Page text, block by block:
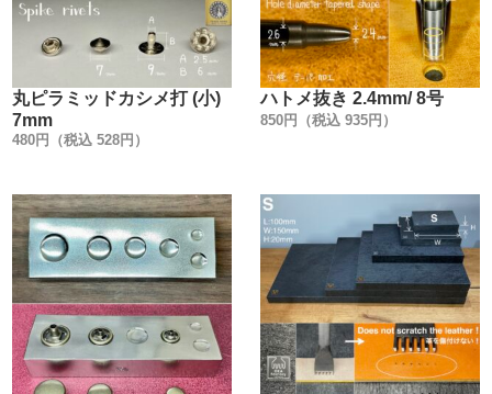
けている理由です。
カシメ金具1つとっても、世の中には様々なメーカーがあり
ます。
『革を止めるだけでしょ』と、金具の品質にこだわらない
方もいらっしゃるかもしれません。
いかもしれません。
実は、カシメ金具はどこのメーカーでも同じでは無いんで
す。
弊社では、【日本製で高品質・低価格な金具】を、【レザ
ークラフト工具製造メーカーの視点】から選んで販売して
います。
信頼のおける金具メーカーの規格に合わせた、工具(打棒)
を作る事を作る事が、一番使用上のトラブルが無いので
丸ピラミッドカシメ打 (小)
7mm
480円（税込 528円）
ハトメ抜き 2.4mm/ 8号
850円（税込 935円）